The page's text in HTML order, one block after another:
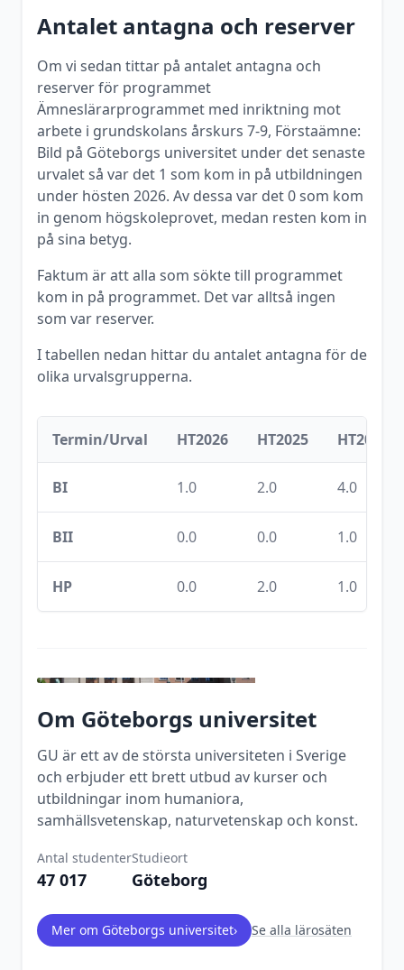
Antalet antagna och reserver
Om vi sedan tittar på antalet antagna och
reserver för programmet
Ämneslärarprogrammet med inriktning mot
arbete i grundskolans årskurs 7-9, Förstaämne:
Bild på Göteborgs universitet under det senaste
urvalet så var det 1 som kom in på utbildningen
under hösten 2026. Av dessa var det0som kom
in genom högskoleprovet, medan resten kom in
på sina betyg.
Faktum är att alla som sökte till programmet
kom in på programmet. Det var alltså ingen
som var reserver.
I tabellen nedan hittar du antalet antagna för de
olika urvalsgrupperna.
Termin/Urval HT2026 HT2025 HT2024
BI 1.0 2.0 4.0
BII 0.0 0.0 1.0
HP 0.0 2.0 1.0
Om Göteborgs universitet
GU är ett av de största universiteten i Sverige
och erbjuder ett brett utbud av kurser och
utbildningar inom humaniora,
samhällsvetenskap, naturvetenskap och konst.
Antal studenter
47 017
Studieort
Göteborg
Mer om Göteborgs universitet› Se alla lärosäten